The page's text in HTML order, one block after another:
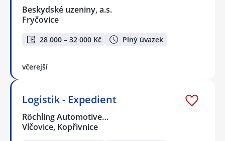
Beskydské uzeniny, a.s.
Fryčovice
28 000 – 32 000 Kč Plný úvazek
včerejší
Logistik - Expedient
Röchling Automotive…
Vlčovice, Kopřivnice